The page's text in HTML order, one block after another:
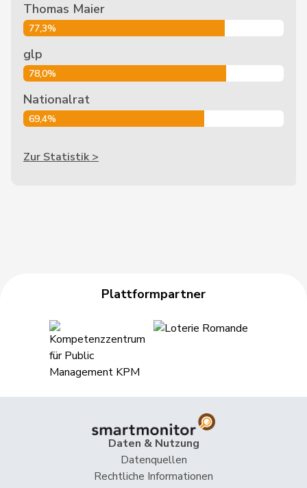
Thomas Maier
77,3%
glp
78,0%
Nationalrat
69,4%
Zur Statistik >
Plattformpartner
Daten & Nutzung
Datenquellen
Rechtliche Informationen